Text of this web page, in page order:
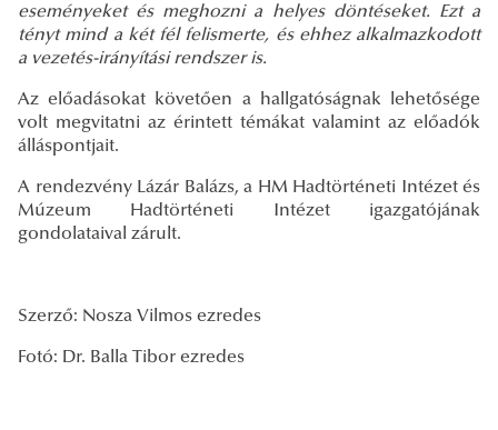
eseményeket és meghozni a helyes döntéseket. Ezt a
tényt mind a két fél felismerte, és ehhez alkalmazkodott
a vezetés-irányítási rendszer is.
Az előadásokat követően a hallgatóságnak lehetősége
volt megvitatni az érintett témákat valamint az előadók
álláspontjait.
A rendezvény Lázár Balázs, a HM Hadtörténeti Intézet és
Múzeum Hadtörténeti Intézet igazgatójának
gondolataival zárult.
Szerző: Nosza Vilmos ezredes
Fotó: Dr. Balla Tibor ezredes